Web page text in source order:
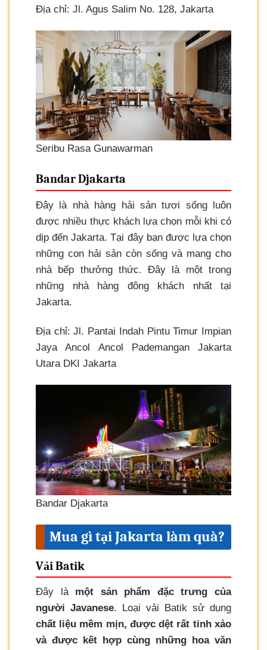
Địa chỉ: Jl. Agus Salim No. 128, Jakarta
Seribu Rasa Gunawarman
Bandar Djakarta
Đây là nhà hàng hải sản tươi sống luôn
được nhiều thực khách lựa chọn mỗi khi có
dịp đến Jakarta. Tại đây bạn được lựa chọn
những con hải sản còn sống và mang cho
nhà bếp thưởng thức. Đây là một trong
những nhà hàng đông khách nhất tại
Jakarta.
Địa chỉ: Jl. Pantai Indah Pintu Timur Impian
Jaya Ancol Ancol Pademangan Jakarta
Utara DKI Jakarta
Bandar Djakarta
Mua gì tại Jakarta làm quà?
Vải Batik
Đây là một sản phẩm đặc trưng của
người Javanese. Loại vải Batik sử dụng
chất liệu mềm mịn, được dệt rất tinh xảo
và được kết hợp cùng những hoa văn